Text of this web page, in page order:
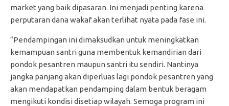
market yang baik dipasaran. Ini menjadi penting karena
perputaran dana wakaf akan terlihat nyata pada fase ini.
“Pendampingan ini dimaksudkan untuk meningkatkan
kemampuan santri guna membentuk kemandirian dari
pondok pesantren maupun santri itu sendiri. Nantinya
jangka panjang akan diperluas lagi pondok pesantren yang
akan mendapatkan pendamping dalam bentuk beragam
mengikuti kondisi disetiap wilayah. Semoga program ini